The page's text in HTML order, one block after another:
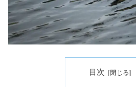
目次